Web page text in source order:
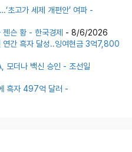
초고가 세제 개편안’ 여파 -
슨 황 - 한국경제 - 8/6/2026
간 흑자 달성..잉여현금 3억7,800
모더나 백신 승인 - 조선일
흑자 497억 달러 -